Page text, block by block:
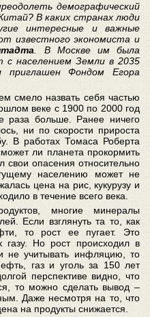
демографический
В каких странах люди
интересные и важные
известного экономиста и
. В Москве им была
с населением Земли в 2035
Фондом Егора
смело назвать себя частью
веке с 1900 по 2000 год
раза больше. Ранее ничего
ни по скорости прироста
В работах Томаса Роберта
ли планета прокормить
свои опасения относительно
населению может не
цена на рис, кукурузу и
в течение всего века.
многие минералы
Если взглянуть та то, как
то рост ее пугает. Это
Но рост происходил в
не учитывать инфляцию, то
газ и уголь за 150 лет
перспективе видно, что
то можно сделать вывод –
Даже несмотря на то, что
на продукты снижается.